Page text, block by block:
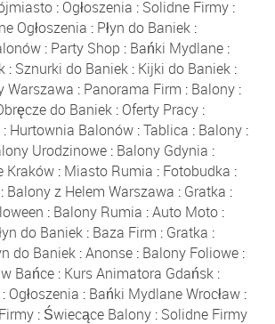
: Ogłoszenia : Solidne Firmy :
Ogłoszenia : Płyn do Baniek:
: Party Shop : Bańki Mydlane :
: Sznurki do Baniek : Kijki do Baniek :
Warszawa : Panorama Firm : Balony :
do Baniek: Oferty Pracy:
: Hurtownia Balonów:Tablica : Balony:
Urodzinowe: Balony Gdynia :
Kraków : Miasto Rumia : Fotobudka :
: Balony z Helem Warszawa : Gratka :
: Balony Rumia :Auto Moto :
do Baniek : Baza Firm : Gratka :
do Baniek :Anonse : Balony Foliowe :
Bańce : Kurs Animatora Gdańsk :
: Ogłoszenia : Bańki Mydlane Wrocław:
Firmy: Świecące Balony: Solidne Firmy